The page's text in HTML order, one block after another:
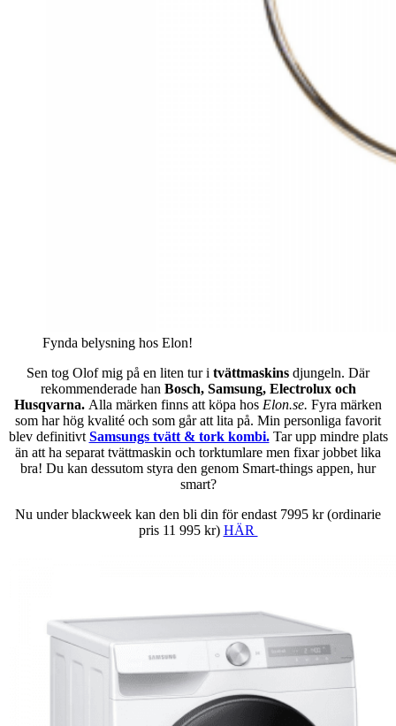
Fynda belysning hos Elon!
Sen tog Olof mig på en liten tur i tvättmaskins djungeln. Där
rekommenderade han Bosch, Samsung, Electrolux och
Husqvarna. Alla märken finns att köpa hos Elon.se. Fyra märken
som har hög kvalité och som går att lita på. Min personliga favorit
blev definitivt Samsungs tvätt & tork kombi.Tar upp mindre plats
än att ha separat tvättmaskin och torktumlare men fixar jobbet lika
bra! Du kan dessutom styra den genom Smart-things appen, hur
smart?
Nu under blackweek kan den bli din för endast 7995 kr (ordinarie
pris 11 995 kr) HÄR